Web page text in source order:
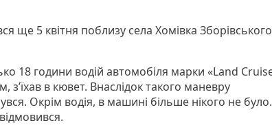
ще 5 квітня поблизу села Хомівка Зборівського
18 години водій автомобіля марки «Land
в кювет. Внаслідок такого маневру
Окрім водія, в машині більше нікого не